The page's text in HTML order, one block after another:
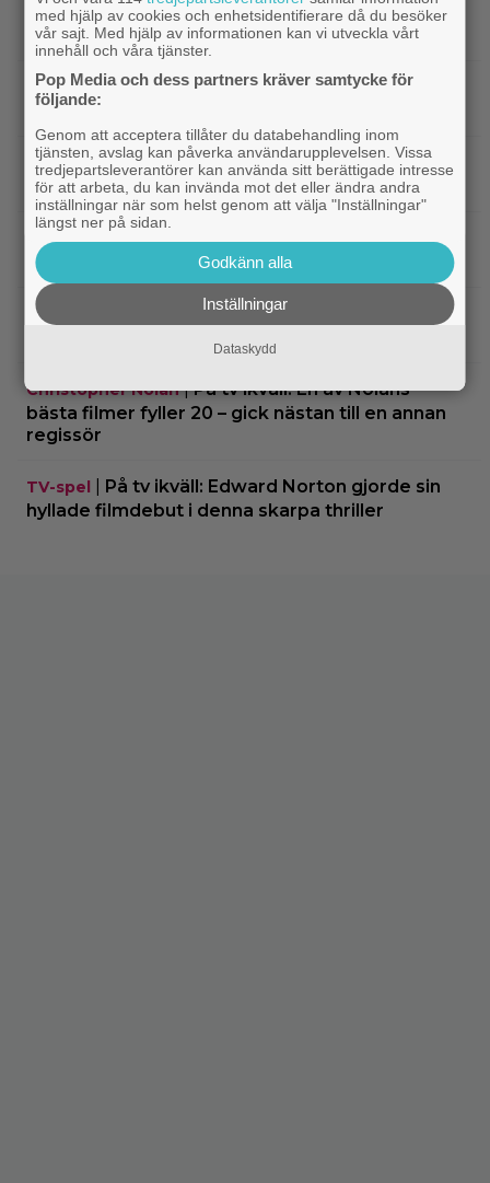
AI|Warner Bros får kritik: AI-animerad hund gör
reklam för filmen ”The End of Oak Street”
Disney Plus|”The Simpsons” kan ta slut efter 40
säsonger – tror skådespelaren bakom Bart
Klassiker|90-talets roligaste komedi intar
Viaplay: ”Sjuk humor och genialiskt manus”
HBO Max|Nu på HBO Max: Tom Hardy gör sin
bästa roll i ”fullkomligt lysande” drama från 2013
Streamingtips
Kvällens tv-tips: Du kan inte ana
Christopher Nolan|På tv ikväll: En av Nolans
bästa filmer fyller 20 – gick nästan till en annan
regissör
TV-spel
På tv ikväll: Edward Norton gjorde sin
hyllade filmdebut i denna skarpa thriller
med hjälp av cookies och enhetsidentifierare då du besöker
vår sajt. Med hjälp av informationen kan vi utveckla vårt
innehåll och våra tjänster.
Pop Media och dess partners kräver samtycke för
följande:
Genom att acceptera tillåter du databehandling inom
tjänsten, avslag kan påverka användarupplevelsen. Vissa
tredjepartsleverantörer kan använda sitt berättigade intresse
för att arbeta, du kan invända mot det eller ändra andra
inställningar när som helst genom att välja "Inställningar"
längst ner på sidan.
Godkänn alla
Inställningar
Dataskydd